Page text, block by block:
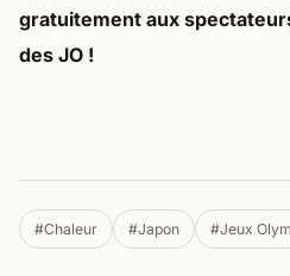
gratuitement aux
des JO !
#Chaleur #Japon #Jeux